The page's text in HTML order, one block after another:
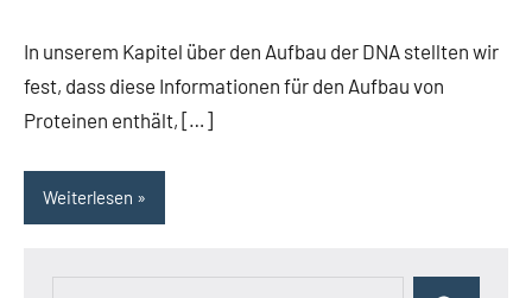
In unserem Kapitel über den Aufbau der DNA stellten wir
fest, dass diese Informationen für den Aufbau von
Proteinen enthält, […]
Weiterlesen